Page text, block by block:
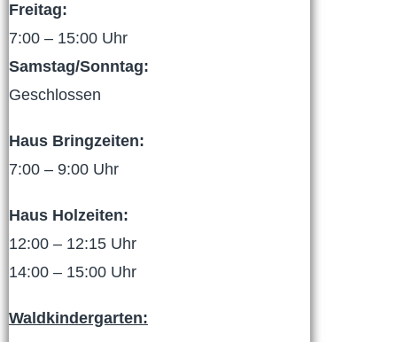
Freitag:
7:00 – 15:00 Uhr
Samstag/Sonntag:
Geschlossen
Haus Bringzeiten:
7:00 – 9:00 Uhr
Haus Holzeiten:
12:00 – 12:15 Uhr
14:00 – 15:00 Uhr
Waldkindergarten: